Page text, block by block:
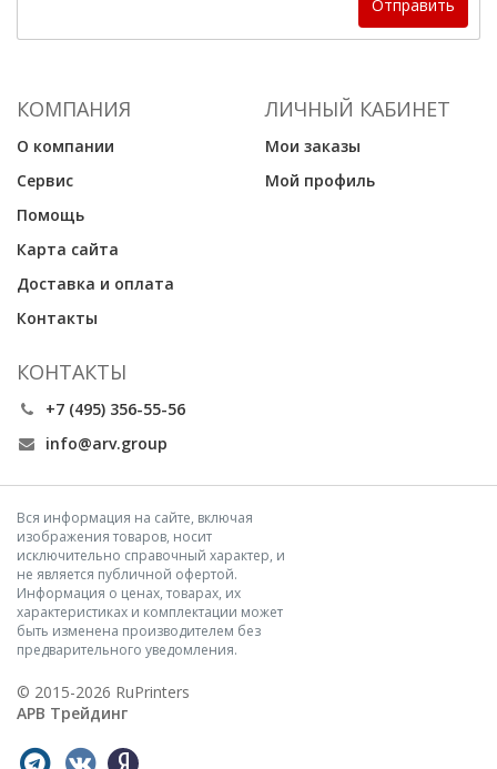
Отправить
КОМПАНИЯ
О компании
Сервис
Помощь
Карта сайта
Доставка и оплата
Контакты
ЛИЧНЫЙ КАБИНЕТ
Мои заказы
Мой профиль
КОНТАКТЫ
+7 (495) 356-55-56
info@arv.group
Вся информация на сайте, включая
изображения товаров, носит
исключительно справочный характер, и
не является публичной офертой.
Информация о ценах, товарах, их
характеристиках и комплектации может
быть изменена производителем без
предварительного уведомления.
© 2015-2026 RuPrinters
АРВ Трейдинг